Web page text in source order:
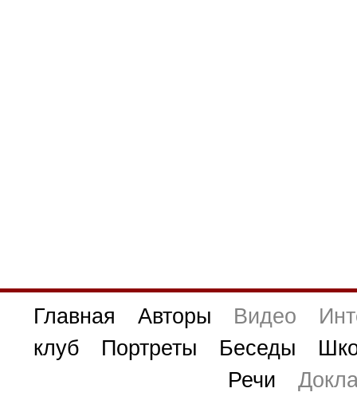
Главная Авторы Видео
клуб
Портреты Беседы
Речи